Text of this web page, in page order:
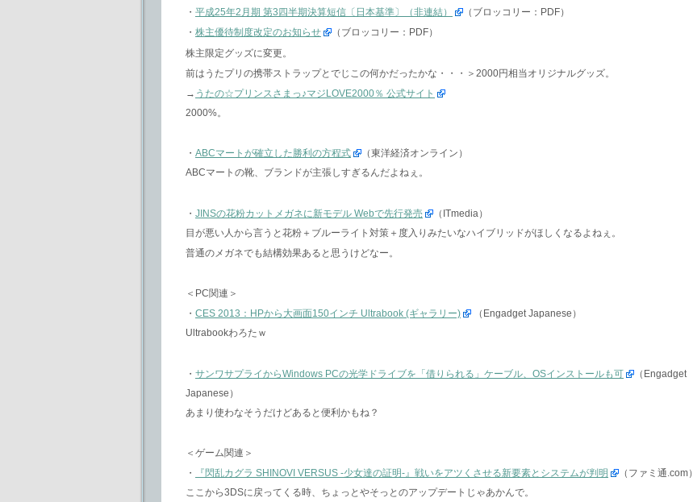
・ 平成25年2月期 第3四半期決算短信〔日本基準〕（非連結）
（ブロッコリー：PDF）
・ 株主優待制度改定のお知らせ
（ブロッコリー：PDF）
株主限定グッズに変更。
前はうたプリの携帯ストラップとでじこの何かだったかな・・・＞2000円相当オリジナルグッズ。
→ うたの☆プリンスさまっ♪マジLOVE2000％ 公式サイト
2000%。
・ ABCマートが確立した勝利の方程式
（東洋経済オンライン）
ABCマートの靴、ブランドが主張しすぎるんだよねぇ。
・ JINSの花粉カットメガネに新モデル Webで先行発売
（ITmedia）
目が悪い人から言うと花粉＋ブルーライト対策＋度入りみたいなハイブリッドがほしくなるよねぇ。
普通のメガネでも結構効果あると思うけどなー。
＜PC関連＞
・ CES 2013：HPから大画面150インチ Ultrabook (ギャラリー)
（Engadget Japanese）
Ultrabookわろたｗ
・ サンワサプライからWindows PCの光学ドライブを「借りられる」ケーブル、OSインストールも可
（Engadget
Japanese）
あまり使わなそうだけどあると便利かもね？
＜ゲーム関連＞
・
『閃乱カグラ SHINOVI VERSUS -少女達の証明-』戦いをアツくさせる新要素とシステムが判明
（ファミ通.com）
ここから3DSに戻ってくる時、ちょっとやそっとのアップデートじゃあかんで。